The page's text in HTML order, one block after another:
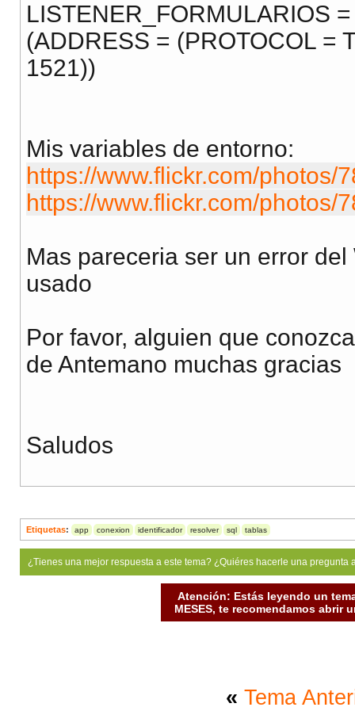
LISTENER_FORMULARIOS =
(ADDRESS = (PROTOCOL =
1521))
Mis variables de entorno:
https://www.flickr.com/photos/
https://www.flickr.com/photos/
Mas pareceria ser un error
usado
Por favor, alguien que
de Antemano muchas gracias
Saludos
Etiquetas: app conexion identificador resolver sql tablas
¿Tienes una mejor respuesta a este tema? ¿Quiéres hacerle una
Atención: Estás leyendo un
MESES, te recomendamos abrir
« Tema